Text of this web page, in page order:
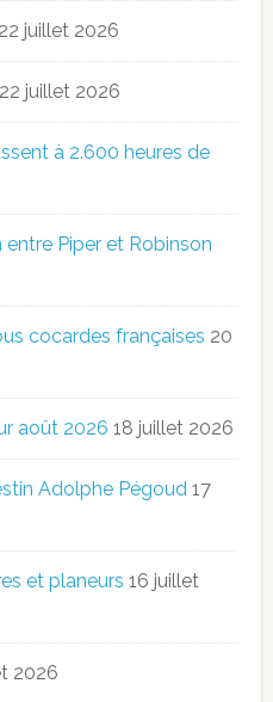
22 juillet 2026
22 juillet 2026
à 2.600 heures de
Piper et Robinson
cocardes françaises 20
août 2026 18 juillet 2026
Adolphe Pégoud 17
et planeurs 16 juillet
2026